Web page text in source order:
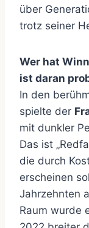
über
trotz seiner
Wer hat
ist daran
In den
spielte der
mit dunkler
Das ist
die durch
erscheinen
Jahrzehnten
Raum wurde